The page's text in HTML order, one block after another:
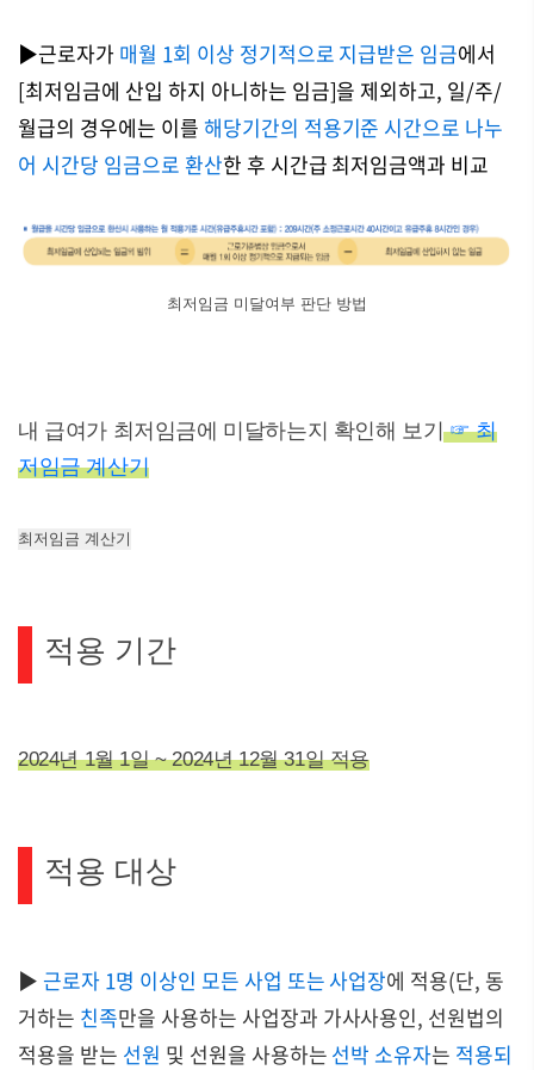
▶근로자가 매월 1회 이상 정기적으로 지급받은 임금에서
[최저임금에 산입 하지 아니하는 임금]을 제외하고, 일/주/
월급의 경우에는 이를 해당기간의 적용기준 시간으로 나누
어 시간당 임금으로 환산한 후 시간급 최저임금액과 비교
최저임금 미달여부 판단 방법
내 급여가 최저임금에 미달하는지 확인해 보기☞ 최
저임금 계산기
최저임금 계산기
적용 기간
2024년 1월 1일 ~ 2024년 12월 31일 적용
적용 대상
▶ 근로자 1명 이상인 모든 사업 또는 사업장에 적용(단, 동
거하는 친족만을 사용하는 사업장과 가사사용인, 선원법의
적용을 받는 선원 및 선원을 사용하는 선박 소유자는 적용되